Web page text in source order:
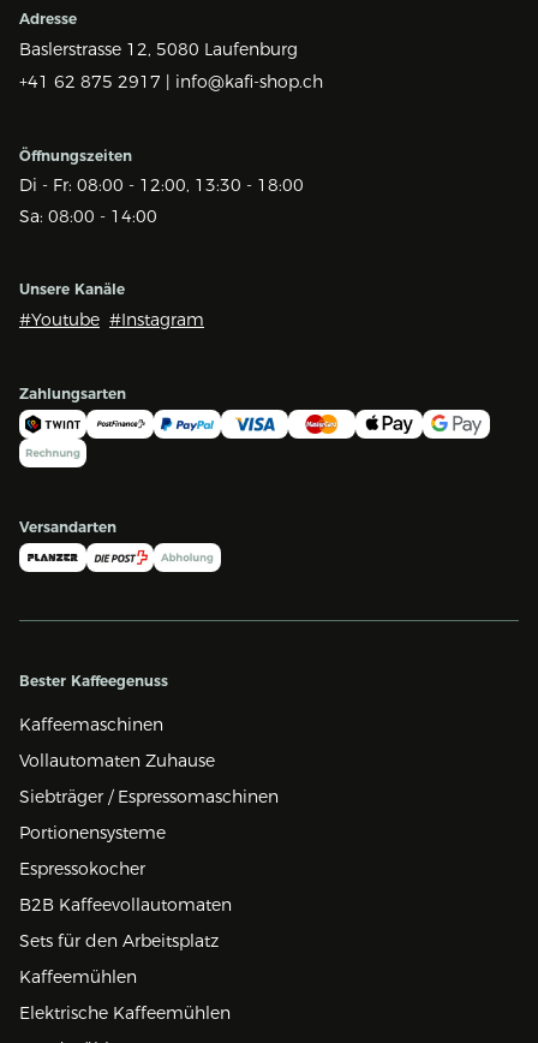
Adresse
Baslerstrasse 12, 5080 Laufenburg
+41 62 875 2917 | info@kafi-shop.ch
Öffnungszeiten
Di - Fr: 08:00 - 12:00, 13:30 - 18:00
Sa: 08:00 - 14:00
Unsere Kanäle
#Youtube #Instagram
Zahlungsarten
Versandarten
Bester Kaffeegenuss
Kaffeemaschinen
Vollautomaten Zuhause
Siebträger / Espressomaschinen
Portionensysteme
Espressokocher
B2B Kaffeevollautomaten
Sets für den Arbeitsplatz
Kaffeemühlen
Elektrische Kaffeemühlen